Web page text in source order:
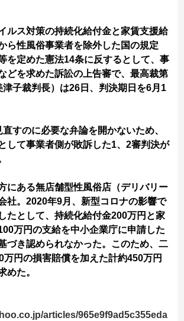
ルス対策の持続化給付金と家賃支援給
ら性風俗事業者を除外した国の規定
を定めた憲法14条に反するとして、事
どを求めた訴訟の上告審で、最高裁第
津子裁判長）は26日、判決期日を6月1
すのに必要な弁論を開かないため、
して事業者側が敗訴した1、2審判決が
にある無店舗型性風俗店（デリバリー
社。2020年9月、新型コロナの影響で
たとして、持続化給付金200万円と家
万円の支給を中小企業庁に申請した
づき認められなかった。このため、二
万円の損害賠償を加えた計約450万円
めた。
articles/965e9f9ad5c355eda